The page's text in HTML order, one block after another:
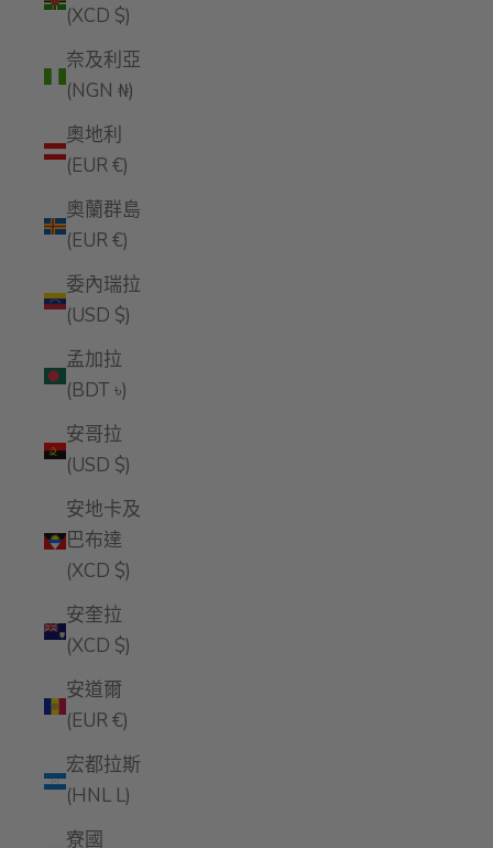
(XCD $)
奈及利亞
(NGN ₦)
奧地利
(EUR €)
奧蘭群島
(EUR €)
委內瑞拉
(USD $)
孟加拉
(BDT ৳)
安哥拉
(USD $)
安地卡及
巴布達
(XCD $)
安奎拉
(XCD $)
安道爾
(EUR €)
宏都拉斯
(HNL L)
寮國